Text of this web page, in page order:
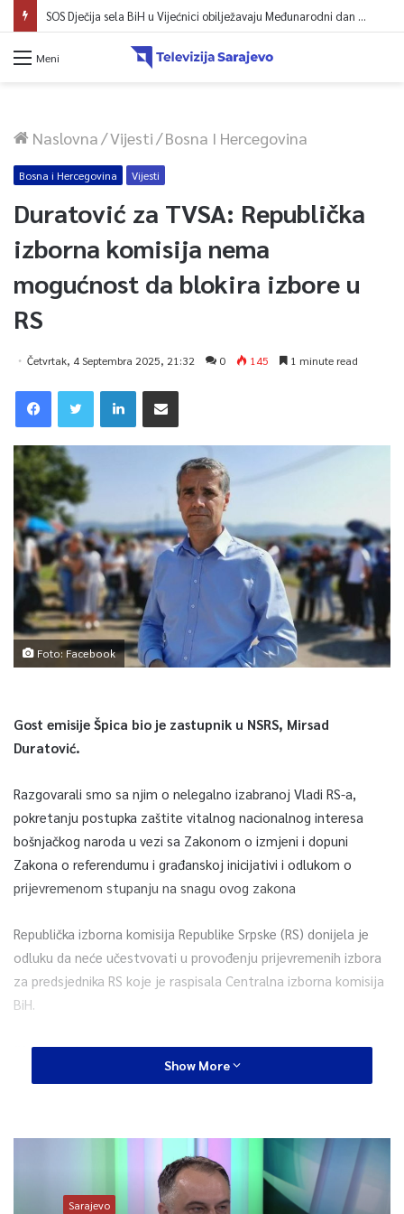
SOS Dječija sela BiH u Vijećnici obilježavaju Međunarodni dan mladih: Više od 200 zaposlenih i stambena podrška za osamostaljivanje
Meni
Naslovna/Vijesti/Bosna I Hercegovina
Bosna i Hercegovina Vijesti
Duratović za TVSA: Republička
izborna komisija nema
mogućnost da blokira izbore u
RS
Četvrtak, 4 Septembra 2025, 21:32 0 145 1 minute read
Foto: Facebook
Gost emisije Špica bio je zastupnik u NSRS, Mirsad
Duratović.
Razgovarali smo sa njim o nelegalno izabranoj Vladi RS-a,
pokretanju postupka zaštite vitalnog nacionalnog interesa
bošnjačkog naroda u vezi sa Zakonom o izmjeni i dopuni
Zakona o referendumu i građanskoj inicijativi i odlukom o
prijevremenom stupanju na snagu ovog zakona
Republička izborna komisija Republike Srpske (RS) donijela je
odluku da neće učestvovati u provođenju prijevremenih izbora
za predsjednika RS koje je raspisala Centralna izborna komisija
BiH.
“Ja se svakako nadam da će prijevremeni izbori za
predsjednika RS biti održani kako je CIK planirao u
pomoći Republičke izborne komisije. Ono što je bitno
naglasiti da Izborni zakon BiH, ali i RS koji je usklađen sa
Izbornim zakonom BiH, nije propisao cenzus izlaznosti,
Show More
Sarajevo